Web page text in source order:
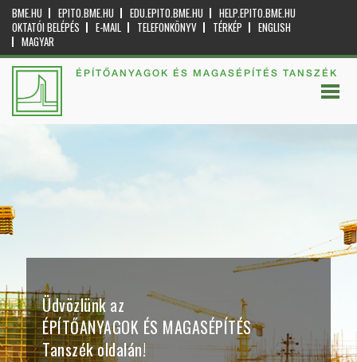
BME.HU EPITO.BME.HU EDU.EPITO.BME.HU
HELP.EPITO.BME.HU
OKTATÓI BELÉPÉS
E-MAIL TELEFONKÖNYV TÉRKÉP
ENGLISH
MAGYAR
ÉPÍTŐANYAGOK ÉS MAGASÉPÍTÉS TANSZÉK
Üdvözlünk az
ÉPÍTŐANYAGOK ÉS MAGASÉPÍTÉS
Tanszék oldalán!